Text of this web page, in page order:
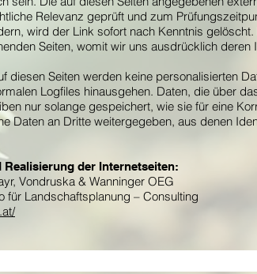
Relevanz geprüft und zum
wird der Link sofort nach Kenntnis
Seiten, womit wir uns ausdrücklich deren
diesen Seiten werden keine personalisierten
Logfiles hinausgehen. Daten, die über
nur solange gespeichert, wie sie für eine
Daten an Dritte weitergegeben, aus denen
Realisierung der Internetseiten:
Vondruska & Wanninger OEG
für Landschaftsplanung – Consulting